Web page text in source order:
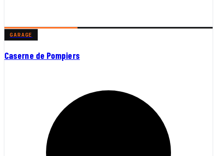
GARAGE
Caserne de Pompiers